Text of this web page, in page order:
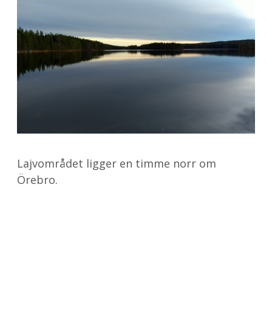
Lajvområdet ligger en timme norr om
Örebro.